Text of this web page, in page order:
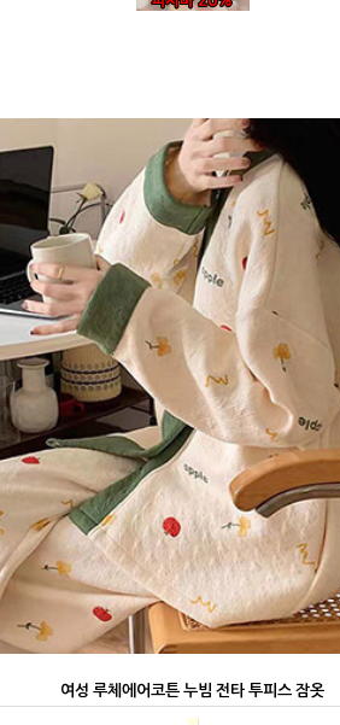
여성 루체에어코튼 누빔 전타 투피스 잠옷